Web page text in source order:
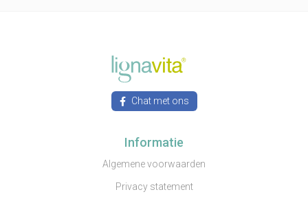
Chat met ons
Informatie
Algemene voorwaarden
Privacy statement